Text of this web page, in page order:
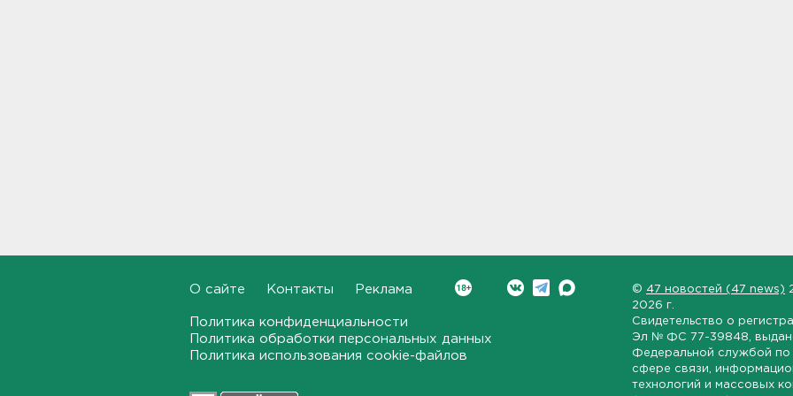
О сайте Контакты Реклама
Политика конфиденциальности
Политика обработки персональных данных
Политика использования cookie-файлов
© 47 новостей (47 news)
2026 г.
Свидетельство о
Эл № ФС 77-39848 ,
Федеральной службой по
сфере связи,
технологий и массовых